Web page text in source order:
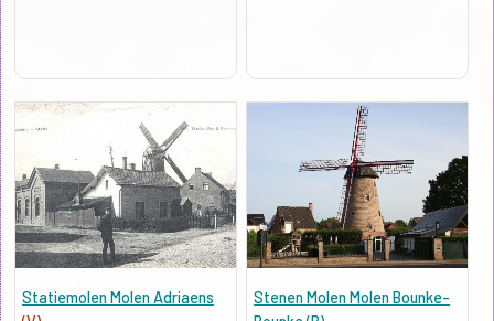
Statiemolen Molen Adriaens
Stenen Molen Molen Bounke-